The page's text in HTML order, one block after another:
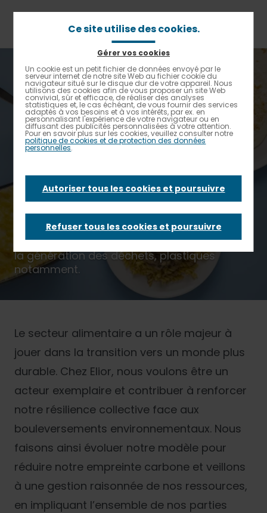
Contrastes renforcés
d'Ariane
Accueil
Réduire le gaspillage et l'usage du plastique
Des emballages plus durables
Des emballages
plus durables
Nous sommes convaincus que le
développement d’une économie circulaire
passe par la réinvention des habitudes de
consommation des convives afin de limiter
la génération des déchets, plastiques
notamment.
Le secteur alimentaire a un rôle majeur à
jouer dans la transition vers un monde plus
durable. Chez Elior, nous voulons être un
acteur exemplaire et contribuer à renforcer
notre résilience collective face aux
bouleversements environnementaux. Nous
faisons ainsi évoluer notre modèle pour
réduire notre empreinte carbone et veillons
à une gestion raisonnée de nos ressources,
en impliquant l’ensemble de nos parties
Ce site utilise des cookies.
Gérer vos cookies
Un cookie est un petit fichier de données envoyé par le
serveur internet de notre site Web au fichier cookie du
navigateur situé sur le disque dur de votre appareil. Nous
utilisons des cookies afin de vous proposer un site Web
convivial, sûr et efficace, de réaliser des analyses
statistiques et, le cas échéant, de vous fournir des services
adaptés à vos besoins et à vos intérêts, par ex. en
personnalisant l'expérience de votre navigateur ou en
diffusant des publicités personnalisées à votre attention.
Pour en savoir plus sur les cookies, veuillez consulter notre
politique de cookies et de protection des données
personnelles.
Autoriser tous les cookies et poursuivre
Refuser tous les cookies et poursuivre